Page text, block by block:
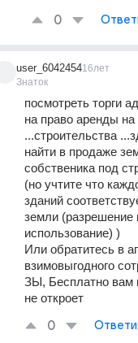
0
user_6042454
Знаток
16лет
посмотреть торги
на право аренды на
...строительства
найти в продаже
собственика под
(но учтите что
зданий
земли (разрешение
использование) )
Или обратитесь в
взимовыгодного
ЗЫ, Бесплатно вам
не откроет
0